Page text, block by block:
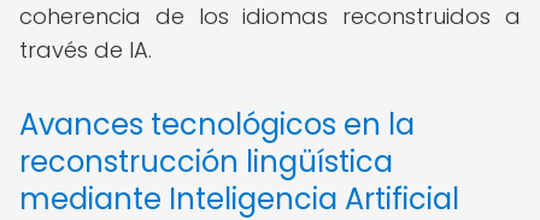
coherencia de los idiomas reconstruidos a
través de IA.
Avances tecnológicos en la
reconstrucción lingüística
mediante Inteligencia Artificial